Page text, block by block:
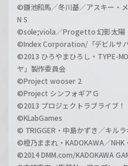
©鎌池和馬／冬川基／アスキー・
N S
©sole;viola／Progetto 幻影太陽
©Index Corporation/「デビルサ
©2013 ひろやまひろし・TYPE-
ヤ」製作委員会
©Project wooser 2
©Project シンフォギアＧ
©2013 プロジェクトラブライブ！
©KLabGames
© TRIGGER・中島かずき／キル
©橙乃ままれ・KADOKAWA／NHK
©2014 DMM.com/KADOKAWA